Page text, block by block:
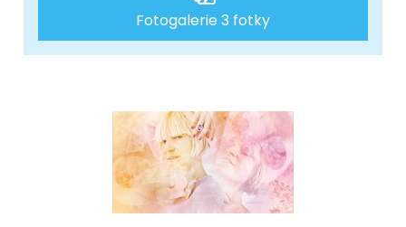
Fotogalerie 3 fotky